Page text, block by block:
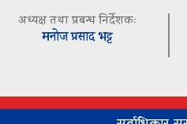
अध्यक्ष तथा प्रबन्ध निर्देशकः
मनोज प्रसाद भट्ट